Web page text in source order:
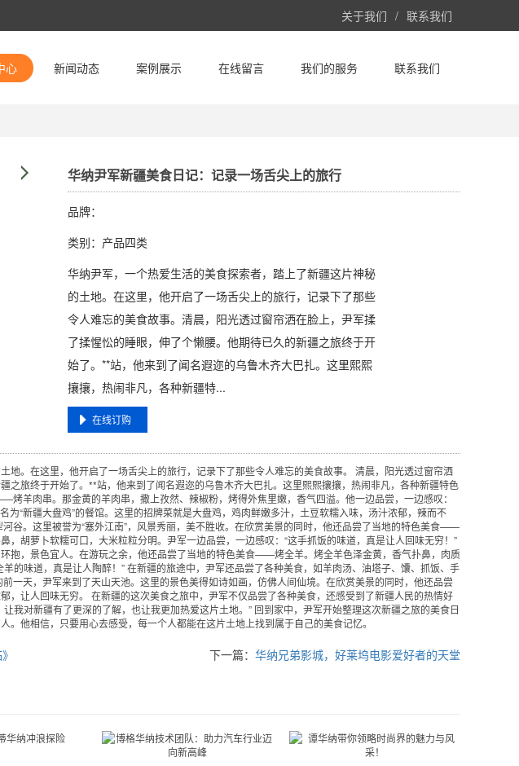
关于我们 / 联系我们
心 新闻动态 案例展示 在线留言 我们的服务 联系我们
华纳尹军新疆美食日记：记录一场舌尖上的旅行
品牌：
类别：产品四类
华纳尹军，一个热爱生活的美食探索者，踏上了新疆这片神秘
的土地。在这里，他开启了一场舌尖上的旅行，记录下了那些
令人难忘的美食故事。清晨，阳光透过窗帘洒在脸上，尹军揉
了揉惺忪的睡眼，伸了个懒腰。他期待已久的新疆之旅终于开
始了。**站，他来到了闻名遐迩的乌鲁木齐大巴扎。这里熙熙
攘攘，热闹非凡，各种新疆特...
在线订购
地。在这里，他开启了一场舌尖上的旅行，记录下了那些令人难忘的美食故事。 清晨，阳光透过窗帘洒
之旅终于开始了。**站，他来到了闻名遐迩的乌鲁木齐大巴扎。这里熙熙攘攘，热闹非凡，各种新疆特色
羊肉串。那金黄的羊肉串，撒上孜然、辣椒粉，烤得外焦里嫩，香气四溢。他一边品尝，一边感叹：
为“新疆大盘鸡”的餐馆。这里的招牌菜就是大盘鸡，鸡肉鲜嫩多汁，土豆软糯入味，汤汁浓郁，辣而不
谷。这里被誉为“塞外江南”，风景秀丽，美不胜收。在欣赏美景的同时，他还品尝了当地的特色美食——
胡萝卜软糯可口，大米粒粒分明。尹军一边品尝，一边感叹：“这手抓饭的味道，真是让人回味无穷！”
抱，景色宜人。在游玩之余，他还品尝了当地的特色美食——烤全羊。烤全羊色泽金黄，香气扑鼻，肉质
的味道，真是让人陶醉！” 在新疆的旅途中，尹军还品尝了各种美食，如羊肉汤、油塔子、馕、抓饭、手
一天，尹军来到了天山天池。这里的景色美得如诗如画，仿佛人间仙境。在欣赏美景的同时，他还品尝
让人回味无穷。 在新疆的这次美食之旅中，尹军不仅品尝了各种美食，还感受到了新疆人民的热情好
我对新疆有了更深的了解，也让我更加热爱这片土地。” 回到家中，尹军开始整理这次新疆之旅的美食日
他相信，只要用心去感受，每一个人都能在这片土地上找到属于自己的美食记忆。
下一篇： 华纳兄弟影城，好莱坞电影爱好者的天堂